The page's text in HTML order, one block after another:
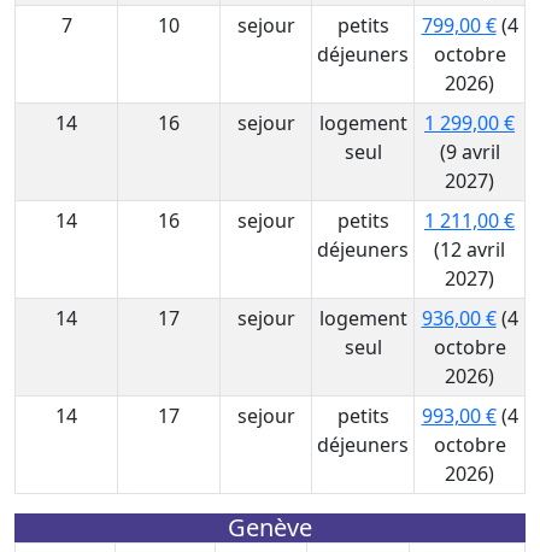
7
10 sejour
petits
déjeuners
799,00 €(4
octobre
2026)
14
16 sejour
logement
seul
1 299,00 €
(9 avril
2027)
14
16 sejour
petits
déjeuners
1 211,00 €
(12 avril
2027)
14
17 sejour
logement
seul
936,00 €(4
octobre
2026)
14
17 sejour
petits
déjeuners
993,00 €(4
octobre
2026)
Genève